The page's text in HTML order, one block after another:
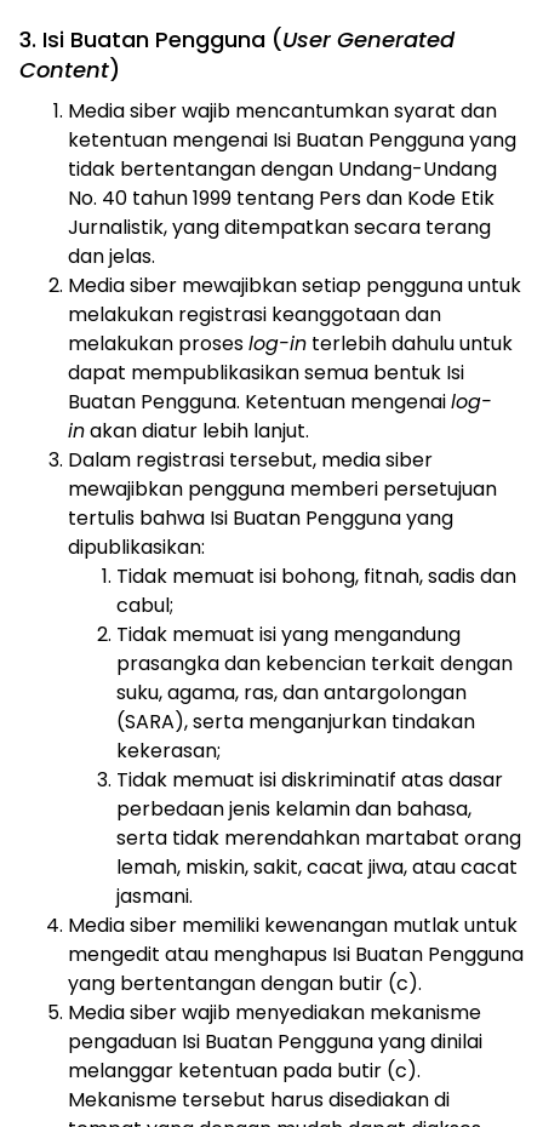
3. Isi Buatan Pengguna (User Generated
Content)
Media siber wajib mencantumkan syarat dan
ketentuan mengenai Isi Buatan Pengguna yang
tidak bertentangan dengan Undang-Undang
No. 40 tahun 1999 tentang Pers dan Kode Etik
Jurnalistik, yang ditempatkan secara terang
dan jelas.
Media siber mewajibkan setiap pengguna untuk
melakukan registrasi keanggotaan dan
melakukan proseslog-in terlebih dahulu untuk
dapat mempublikasikan semua bentuk Isi
Buatan Pengguna. Ketentuan mengenailog-
inakan diatur lebih lanjut.
Dalam registrasi tersebut, media siber
mewajibkan pengguna memberi persetujuan
tertulis bahwa Isi Buatan Pengguna yang
dipublikasikan:
Tidak memuat isi bohong, fitnah, sadis dan
cabul;
Tidak memuat isi yang mengandung
prasangka dan kebencian terkait dengan
suku, agama, ras, dan antargolongan
(SARA), serta menganjurkan tindakan
kekerasan;
Tidak memuat isi diskriminatif atas dasar
perbedaan jenis kelamin dan bahasa,
serta tidak merendahkan martabat orang
lemah, miskin, sakit, cacat jiwa, atau cacat
jasmani.
Media siber memiliki kewenangan mutlak untuk
mengedit atau menghapus Isi Buatan Pengguna
yang bertentangan dengan butir (c).
Media siber wajib menyediakan mekanisme
pengaduan Isi Buatan Pengguna yang dinilai
melanggar ketentuan pada butir (c).
Mekanisme tersebut harus disediakan di